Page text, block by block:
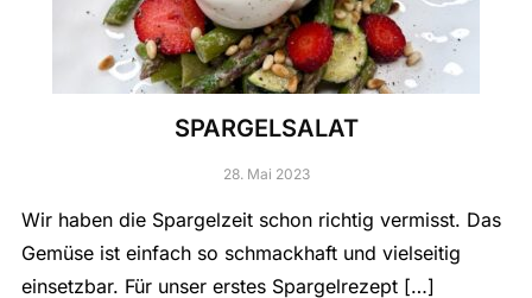
SPARGELSALAT
28. Mai 2023
Wir haben die Spargelzeit schon richtig vermisst. Das
Gemüse ist einfach so schmackhaft und vielseitig
einsetzbar. Für unser erstes Spargelrezept […]